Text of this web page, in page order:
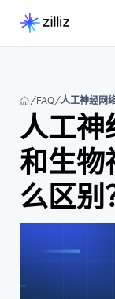
FAQ 人工神经网
人工神
和生物
么区别